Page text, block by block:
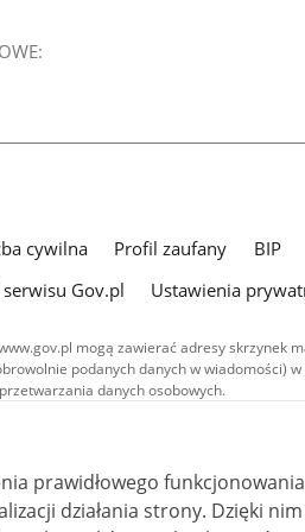
cywilna Profil zaufany BIP
Gov.pl
Ustawienia
mogą zawierać adresy skrzynek
podanych danych w wiadomości)
danych osobowych.
publikowane w serwisie (z wyłączeniem
licencji typu Creative Commons: uznanie
(CC BY-SA 4.0). Materiały audiowizualne, w
na licencji typu Creative Commons:
4.0 (CC BY-NC-ND 4.0), o ile nie jest
prawidłowego funkcjonowania
strony. Dzięki nim